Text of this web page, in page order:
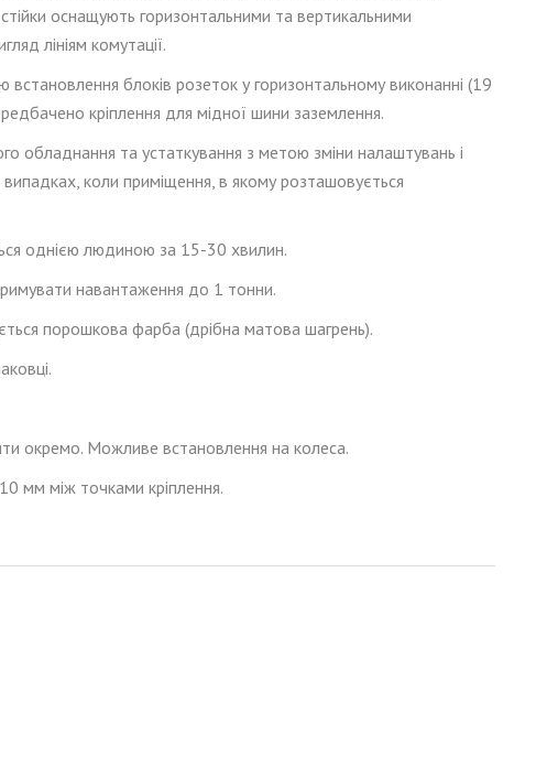
оснащують горизонтальними та вертикальними
лініям комутації.
блоків розеток у горизонтальному виконанні (19
кріплення для мідної шини заземлення.
обладнання та устаткування з метою зміни налаштувань і
випадках, коли приміщення, в якому розташовується
однією людиною за 15-30 хвилин.
навантаження до 1 тонни.
порошкова фарба (дрібна матова шагрень).
окремо. Можливе встановлення на колеса.
мм між точками кріплення.